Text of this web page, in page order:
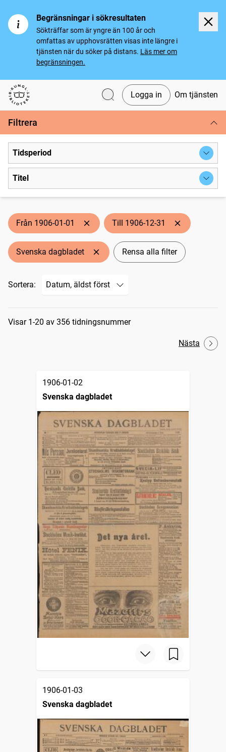
Begränsningar i sökresultaten
Sökträffar som är yngre än 100 år och
omfattas av upphovsrätten visas inte längre i
tjänsten när du söker på distans. Läs mer om
begränsningen.
Svenska tidningar
Logga in Om tjänsten
Filtrera
Tidsperiod
Titel
Från 1906-01-01 Till 1906-12-31
Svenska dagbladet Rensa alla filter
Sortera:
Sökresultat
Visar 1-20 av 356 tidningsnummer
Nästa
1906-01-02
Svenska dagbladet
1906-01-03
Svenska dagbladet